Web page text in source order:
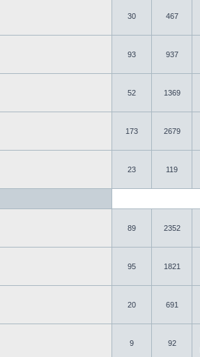
30 467
93 937
52 1369
173 2679
23 119
89 2352
95 1821
20 691
9 92